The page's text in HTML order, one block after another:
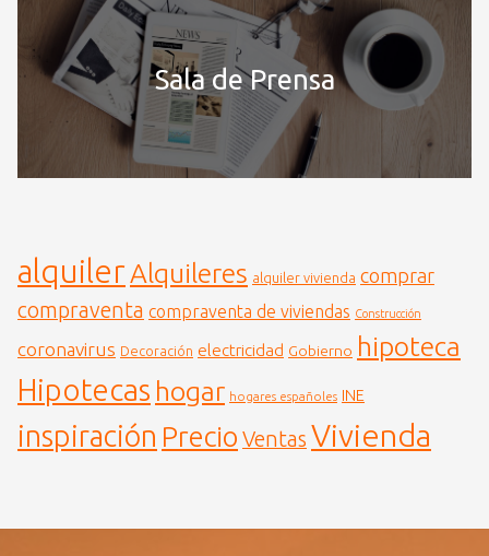
Sala de Prensa
alquilerAlquileres alquiler vivienda comprar
compraventa compraventa de viviendas Construcción
coronavirus Decoración electricidad Gobierno hipoteca
Hipotecas hogar hogares españoles INE
inspiración Precio Ventas Vivienda